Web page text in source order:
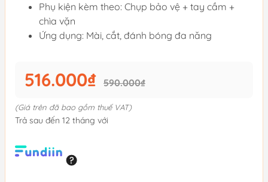
Phụ kiện kèm theo: Chụp bảo vệ + tay cầm +
chìa vặn
Ứng dụng: Mài, cắt, đánh bóng đa năng
516.000₫ 590.000₫
(Giá trên đã bao gồm thuế VAT)
Trả sau đến 12 tháng với